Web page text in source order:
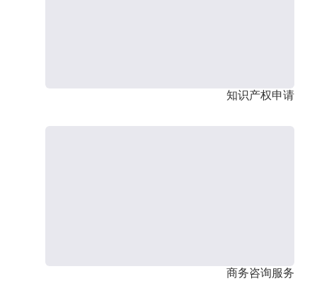
知识产权申请
商务咨询服务